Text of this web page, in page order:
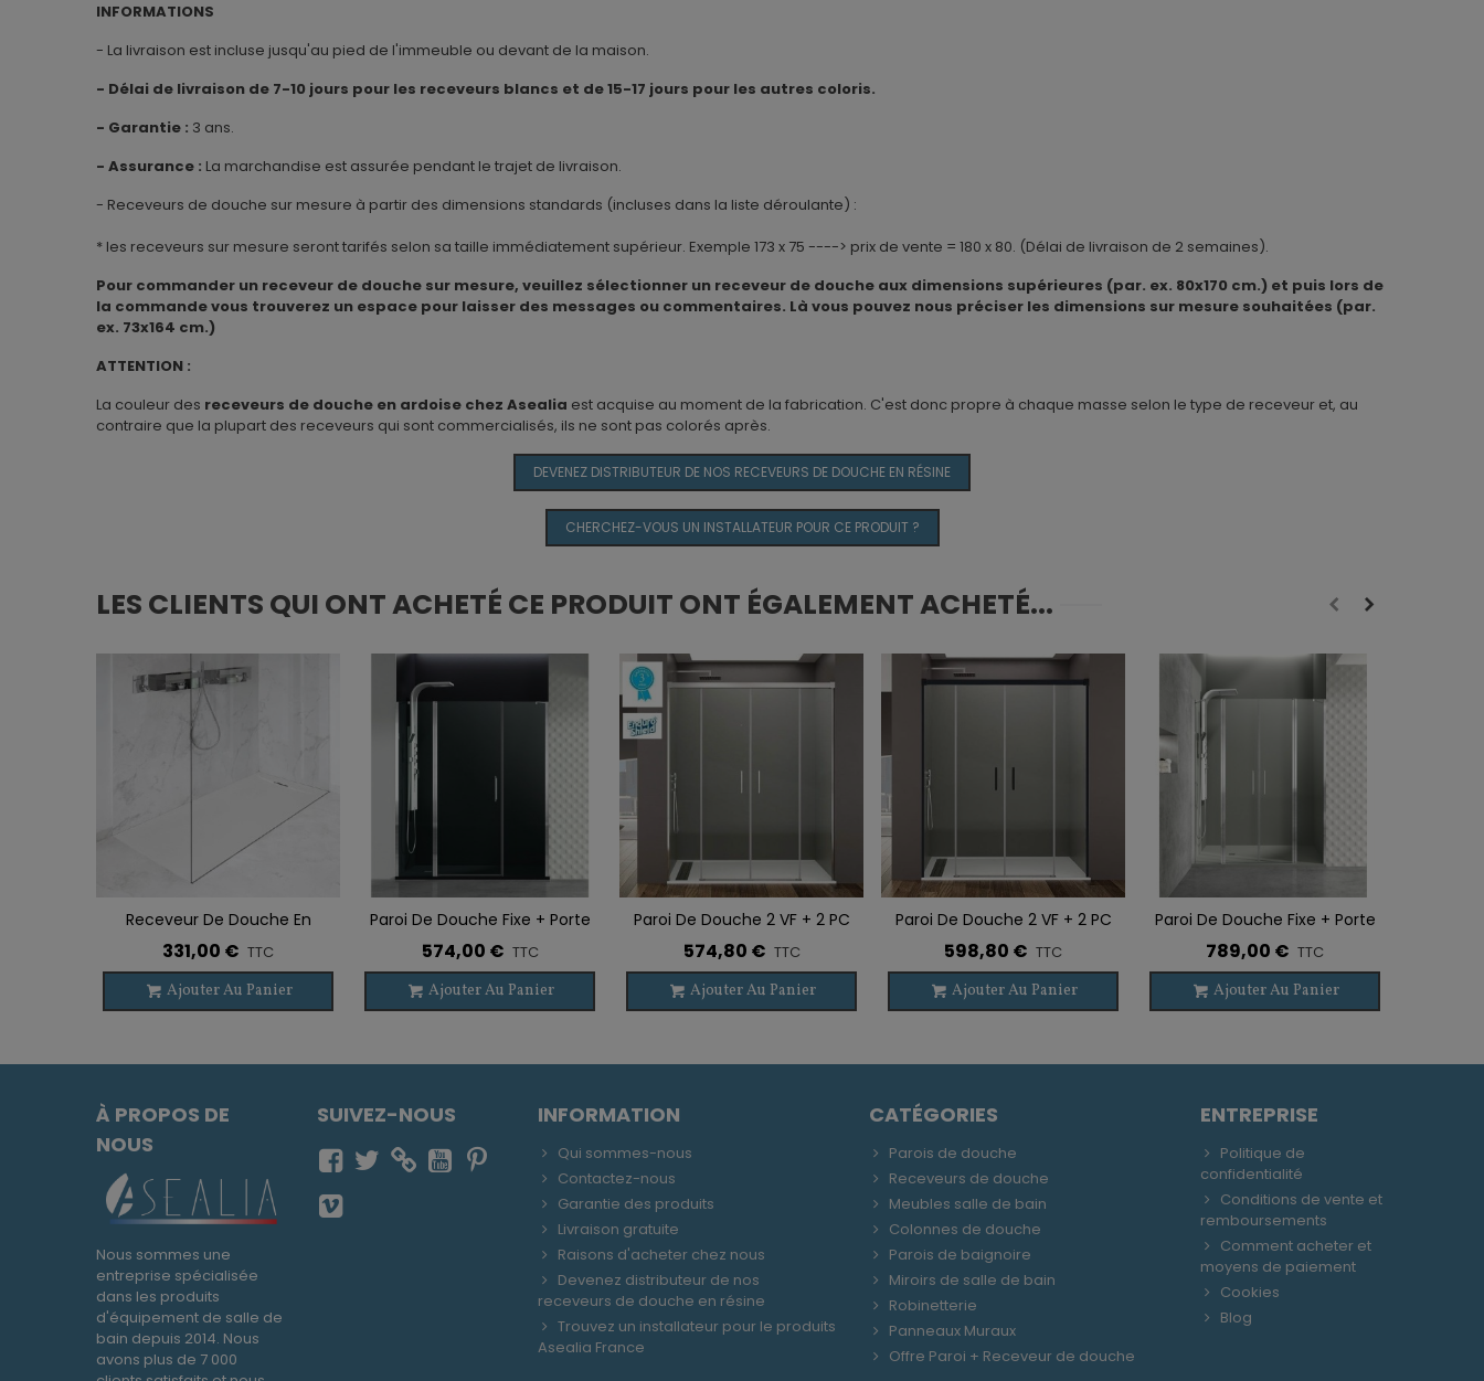
INFORMATIONS
- La livraison est incluse jusqu'au pied de l'immeuble ou devant de la maison.
- Délai de livraison de 7-10 jours pour les receveurs blancs et de 15-17 jours pour les autres coloris.
- Garantie : 3 ans.
- Assurance : La marchandise est assurée pendant le trajet de livraison.
- Receveurs de douche sur mesure à partir des dimensions standards (incluses dans la liste déroulante) :
* les receveurs sur mesure seront tarifés selon sa taille immédiatement supérieur. Exemple 173 x 75 ----> prix de vente = 180 x 80. (Délai de livraison de 2 semaines).
Pour commander un receveur de douche sur mesure, veuillez sélectionner un receveur de douche aux dimensions supérieures (par. ex. 80x170 cm.) et puis lors de
la commande vous trouverez un espace pour laisser des messages ou commentaires. Là vous pouvez nous préciser les dimensions sur mesure souhaitées (par.
ex. 73x164 cm.)
ATTENTION :
La couleur des receveurs de douche en ardoise chez Asealia est acquise au moment de la fabrication. C'est donc propre à chaque masse selon le type de receveur et, au
contraire que la plupart des receveurs qui sont commercialisés, ils ne sont pas colorés après.
DEVENEZ DISTRIBUTEUR DE NOS RECEVEURS DE DOUCHE EN RÉSINE
CHERCHEZ-VOUS UN INSTALLATEUR POUR CE PRODUIT ?
LES CLIENTS QUI ONT ACHETÉ CE PRODUIT ONT ÉGALEMENT ACHETÉ...
Ajouter À La Liste De Souhaits
Receveur De Douche En
Ardoise MERCURE
331,00 € TTC
Ajouter Au Panier
Ajouter À La Liste De Souhaits
Paroi De Douche Fixe + Porte
+ Fixe OPEN
574,00 € TTC
Ajouter Au Panier
Ajouter À La Liste De Souhaits
Paroi De Douche 2 VF + 2 PC
BASIC SPAZIO
574,80 € TTC
Ajouter Au Panier
Ajouter À La Liste De Souhaits
Paroi De Douche 2 VF + 2 PC
BASIC SPAZIO NOIR
598,80 € TTC
Ajouter Au Panier
Ajouter À La Liste De Souhaits
Paroi De Douche Fixe + Porte
+ Porte + Fixe OPEN
789,00 € TTC
Ajouter Au Panier
À PROPOS DE
NOUS
Nous sommes une
entreprise spécialisée
dans les produits
d'équipement de salle de
bain depuis 2014. Nous
avons plus de 7 000
SUIVEZ-NOUS INFORMATION
Qui sommes-nous
Contactez-nous
Garantie des produits
Livraison gratuite
Raisons d'acheter chez nous
Devenez distributeur de nos
receveurs de douche en résine
Trouvez un installateur pour le produits
Asealia France
CATÉGORIES
Parois de douche
Receveurs de douche
Meubles salle de bain
Colonnes de douche
Parois de baignoire
Miroirs de salle de bain
Robinetterie
Panneaux Muraux
Offre Paroi + Receveur de douche
ENTREPRISE
Politique de
confidentialité
Conditions de vente et
remboursements
Comment acheter et
moyens de paiement
Cookies
Blog